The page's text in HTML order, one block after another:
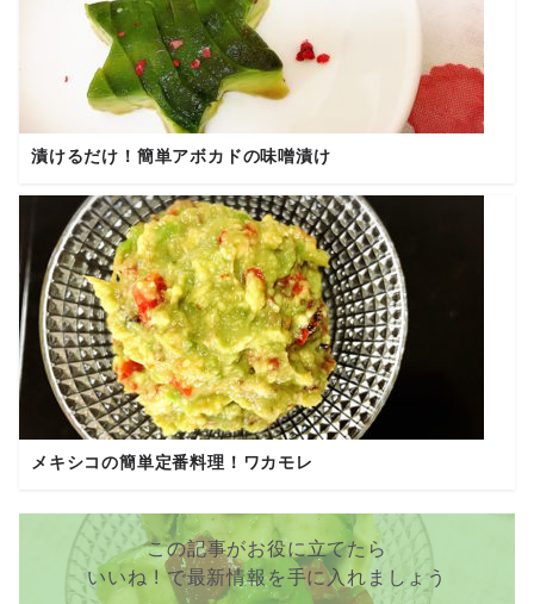
漬けるだけ！簡単アボカドの味噌漬け
メキシコの簡単定番料理！ワカモレ
この記事がお役に立てたら
いいね ! で最新情報を手に入れましょう